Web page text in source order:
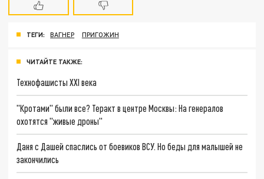
ТЕГИ: ВАГНЕР ПРИГОЖИН
ЧИТАЙТЕ ТАКЖЕ:
Технофашисты XXI века
"Кротами" были все? Теракт в центре Москвы: На генералов
охотятся "живые дроны"
Даня с Дашей спаслись от боевиков ВСУ. Но беды для малышей не
закончились